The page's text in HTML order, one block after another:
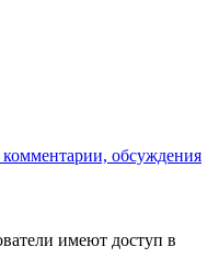
обсуждения
имеют доступ в